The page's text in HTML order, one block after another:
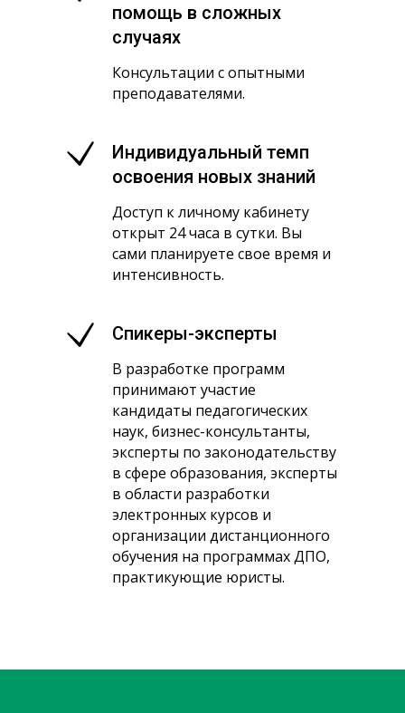
помощь в сложных
случаях
Консультации с опытными
преподавателями.
Индивидуальный темп
освоения новых знаний
Доступ к личному кабинету
открыт 24 часа в сутки. Вы
сами планируете свое время и
интенсивность.
Спикеры-эксперты
В разработке программ
принимают участие
кандидаты педагогических
наук, бизнес-консультанты,
эксперты по законодательству
в сфере образования, эксперты
в области разработки
электронных курсов и
организации дистанционного
обучения на программах ДПО,
практикующие юристы.